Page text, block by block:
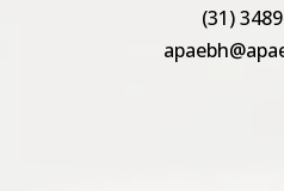
(31)